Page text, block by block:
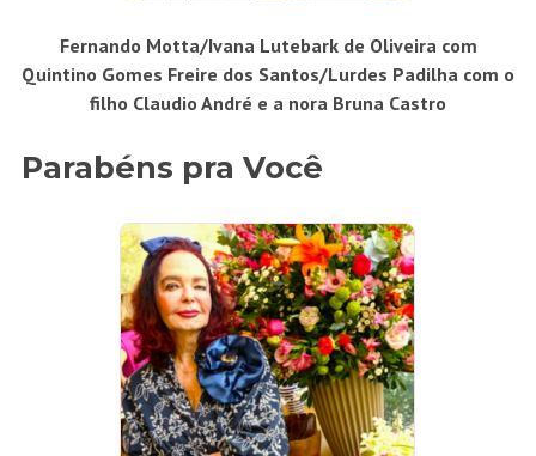
Fernando Motta/Ivana Lutebark de Oliveira com
Quintino Gomes Freire dos Santos/Lurdes Padilha com o
filho Claudio André e a nora Bruna Castro
Parabéns pra Você